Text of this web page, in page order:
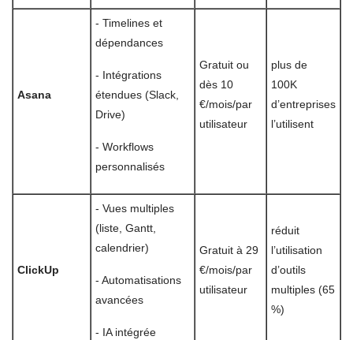
Asana
- Timelines et
dépendances
- Intégrations
étendues (Slack,
Drive)
- Workflows
personnalisés
Gratuit ou
dès 10
€/mois/par
utilisateur
plus de
100K
d’entreprises
l’utilisent
ClickUp
- Vues multiples
(liste, Gantt,
calendrier)
- Automatisations
avancées
- IA intégrée
Gratuit à 29
€/mois/par
utilisateur
réduit
l’utilisation
d’outils
multiples (65
%)